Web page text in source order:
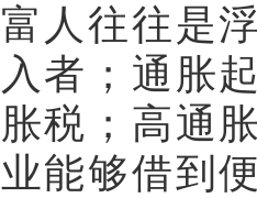
富人往往是
入者；通胀
胀税；高通
业能够借到